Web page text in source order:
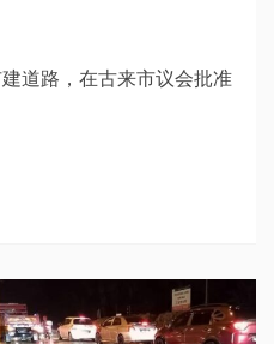
道路，在古来市议会批准